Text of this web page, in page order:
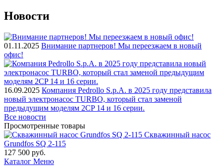
Новости
01.11.2025 Внимание партнеров! Мы переезжаем в новый
офис!
16.09.2025 Компания Pedrollo S.p.A. в 2025 году представила
новый электронасос TURBO, который стал заменой
предыдущим моделям 2CP 14 и 16 серии.
Все новости
Просмотренные товары
Скважинный насос
Grundfos SQ 2-115
127 500 руб.
Каталог Меню